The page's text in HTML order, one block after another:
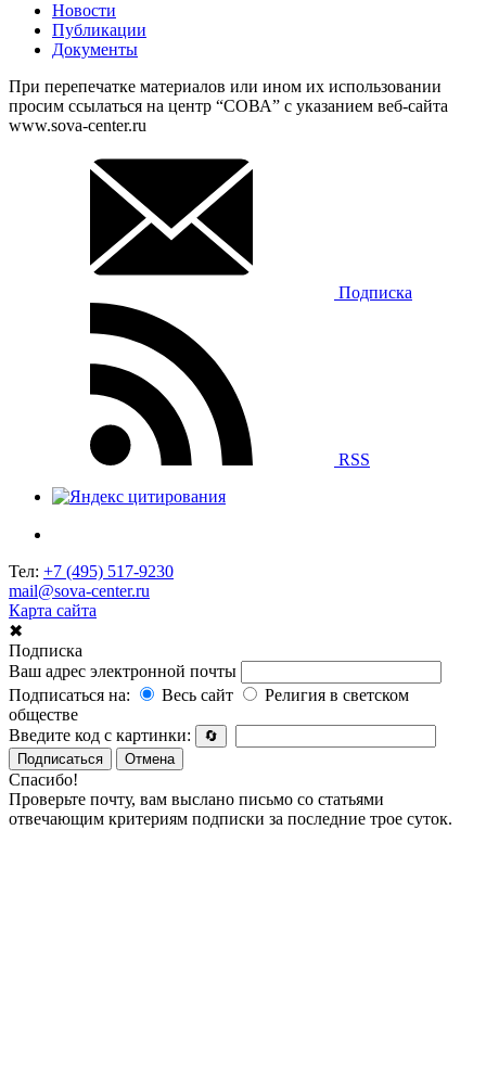
Новости
Публикации
Документы
При перепечатке материалов или ином их использовании
просим ссылаться на центр “СОВА” с указанием веб-сайта
www.sova-center.ru
Подписка
RSS
Тел: +7 (495) 517-9230
mail@sova-center.ru
Карта сайта
✖
Подписка
Ваш адрес электронной почты
Подписаться на:
Весь сайт
Религия в светском
обществе
Введите код с картинки:
🔄
Подписаться
Отмена
Спасибо!
Проверьте почту, вам выслано письмо со статьями
отвечающим критериям подписки за последние трое суток.